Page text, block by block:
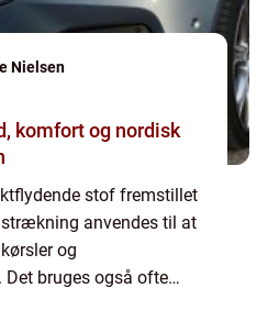
Nielsen
komfort og nordisk
stof fremstillet
anvendes til at
og
Det bruges også ofte